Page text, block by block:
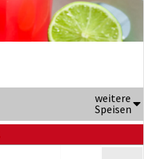
weitere
Speisen